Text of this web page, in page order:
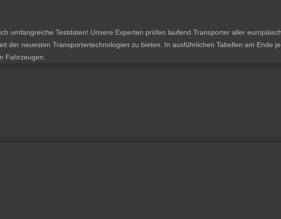
umfangreiche Testdaten! Unsere Experten prüfen laufend Transporter aller
der neuesten Transportertechnologien zu bieten. In ausführlichen Tabellen am Ende
Fahrzeugen.